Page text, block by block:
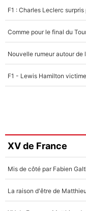
XV de France